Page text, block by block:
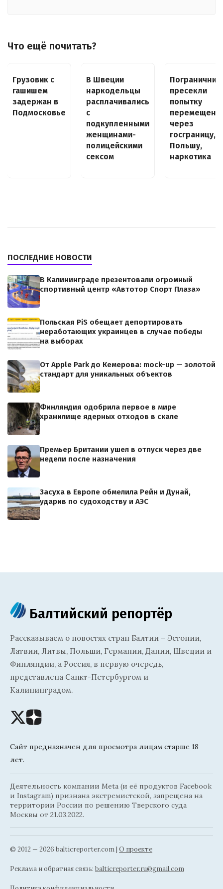
Что ещё почитать?
Грузовик с
гашишем
задержан в
Подмосковье
В Швеции
наркодельцы
расплачивались
с
подкупленными
женщинами-
полицейскими
сексом
пресекли
попытку
через
госграницу, в
Польшу,
наркотика
ПОСЛЕДНИЕ НОВОСТИ
В Калининграде презентовали огромный
спортивный центр «Автотор Спорт Плаза»
Польская PiS обещает депортировать
неработающих украинцев в случае победы
на выборах
От Apple Park до Кемерова: mock-up — золотой
стандарт для уникальных объектов
Финляндия одобрила первое в мире
хранилище ядерных отходов в скале
Премьер Британии ушел в отпуск через две
недели после назначения
Засуха в Европе обмелила Рейн и Дунай,
ударив по судоходству и АЭС
Балтийский репортёр
Рассказываем о новостях стран Балтии – Эстонии,
Латвии, Литвы, Польши, Германии, Дании, Швеции и
Финляндии, а Россия, в первую очередь,
представлена Санкт-Петербургом и
Калининградом.
Сайт предназначен для просмотра лицам старше 18
лет.
Деятельность компании Meta (и её продуктов Facebook
и Instagram) признана экстремистской, запрещена на
территории России по решению Тверского суда
Москвы от 21.03.2022.
© 2012 — 2026 balticreporter.com | О проекте
Реклама и обратная связь: balticreporter.ru@gmail.com